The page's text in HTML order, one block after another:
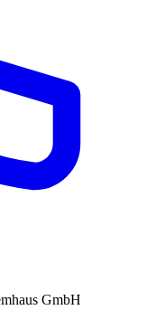
GmbH